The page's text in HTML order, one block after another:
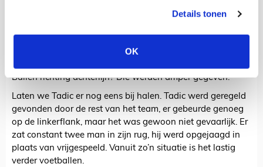
Details tonen
OK
ballen in de diepte. Nogmaals: Ajax probeerde het wel,
maar het ontbrak aan stootkracht. Tot randje zestien ging
het best goed, daarna volgden verschillende vastlopers.
Ballen richting achterlijn? Die werden amper gegeven.
Laten we Tadic er nog eens bij halen. Tadic werd geregeld
gevonden door de rest van het team, er gebeurde genoeg
op de linkerflank, maar het was gewoon niet gevaarlijk. Er
zat constant twee man in zijn rug, hij werd opgejaagd in
plaats van vrijgespeeld. Vanuit zo’n situatie is het lastig
verder voetballen.